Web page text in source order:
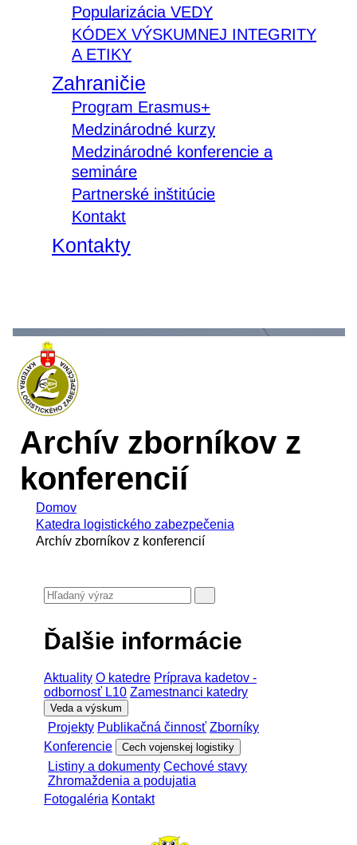
Popularizácia VEDY
KÓDEX VÝSKUMNEJ INTEGRITY
A ETIKY
Zahraničie
Program Erasmus+
Medzinárodné kurzy
Medzinárodné konferencie a
semináre
Partnerské inštitúcie
Kontakt
Kontakty
Archív zborníkov z
konferencií
Domov
Katedra logistického zabezpečenia
Archív zborníkov z konferencií
Ďalšie informácie
Aktuality O katedre Príprava kadetov -
odbornosť L10 Zamestnanci katedry
Veda a výskum
Projekty Publikačná činnosť Zborníky
Konferencie
Cech vojenskej logistiky
Listiny a dokumenty Cechové stavy
Zhromaždenia a podujatia
Fotogaléria Kontakt